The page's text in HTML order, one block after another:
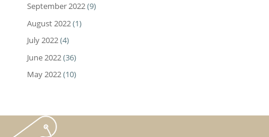
September 2022(9)
August 2022(1)
July 2022(4)
June 2022(36)
May 2022(10)